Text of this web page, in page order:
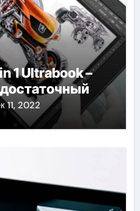
1 Ultrabook –
11, 2022